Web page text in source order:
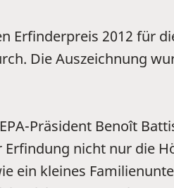
2012 für
Die Auszeichnung
Präsident Benoît
nicht nur die
ein kleines